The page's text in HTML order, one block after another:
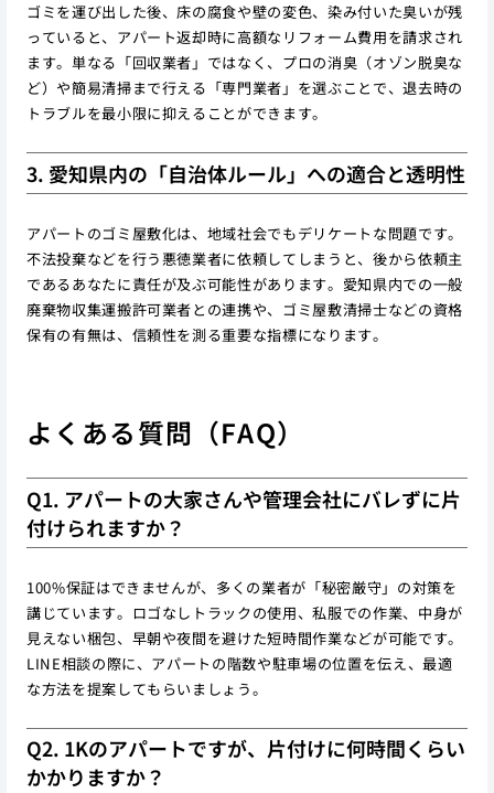
ゴミを運び出した後、床の腐食や壁の変色、染み付いた臭いが残
っていると、アパート返却時に高額なリフォーム費用を請求され
ます。単なる「回収業者」ではなく、プロの消臭（オゾン脱臭な
ど）や簡易清掃まで行える「専門業者」を選ぶことで、退去時の
トラブルを最小限に抑えることができます。
3. 愛知県内の「自治体ルール」への適合と透明性
アパートのゴミ屋敷化は、地域社会でもデリケートな問題です。
不法投棄などを行う悪徳業者に依頼してしまうと、後から依頼主
であるあなたに責任が及ぶ可能性があります。愛知県内での一般
廃棄物収集運搬許可業者との連携や、ゴミ屋敷清掃士などの資格
保有の有無は、信頼性を測る重要な指標になります。
よくある質問（FAQ）
Q1. アパートの大家さんや管理会社にバレずに片
付けられますか？
100%保証はできませんが、多くの業者が「秘密厳守」の対策を
講じています。ロゴなしトラックの使用、私服での作業、中身が
見えない梱包、早朝や夜間を避けた短時間作業などが可能です。
LINE相談の際に、アパートの階数や駐車場の位置を伝え、最適
な方法を提案してもらいましょう。
Q2. 1Kのアパートですが、片付けに何時間くらい
かかりますか？